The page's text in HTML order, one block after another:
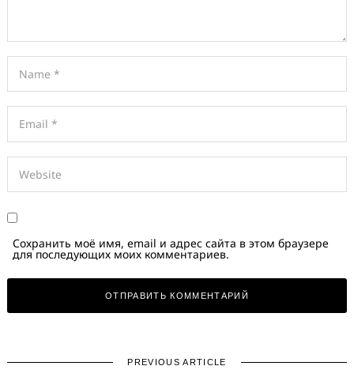
Сохранить моё имя, email и адрес сайта в этом браузере
для последующих моих комментариев.
PREVIOUS ARTICLE